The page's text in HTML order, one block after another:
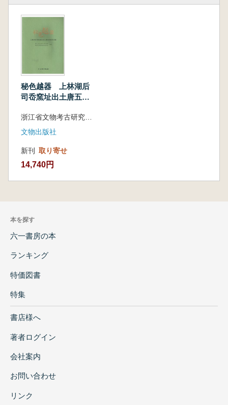
秘色越器 上林湖后
司岙窯址出土唐五代
文物出版社
新刊 取り寄せ
14,740円
本を探す
六一書房の本
ランキング
特価図書
特集
書店様へ
著者ログイン
会社案内
お問い合わせ
リンク